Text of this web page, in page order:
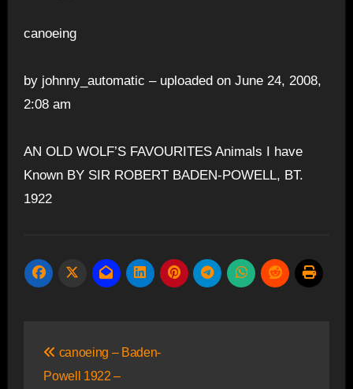
canoeing
by johnny_automatic – uploaded on June 24, 2008,
2:08 am
AN OLD WOLF’S FAVOURITES Animals I have
Known BY SIR ROBERT BADEN-POWELL, BT.
1922
canoeing – Baden-
Powell 1922 –